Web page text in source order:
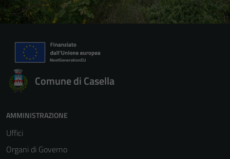
Comune di Casella
AMMINISTRAZIONE
Uffici
Organi di Governo